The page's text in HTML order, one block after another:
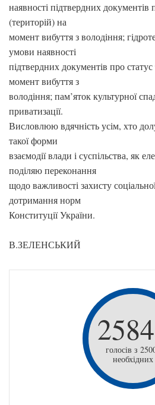
наявності підтвердних документів
(територій) на
момент вибуття з володіння;
умови наявності
підтвердних документів про статус
момент вибуття з
володіння; пам’яток культурної
приватизації.
Висловлюю вдячність усім, хто
такої форми
взаємодії влади і суспільства, як
поділяю переконання
щодо важливості захисту
дотримання норм
Конституції України.
В.ЗЕЛЕНСЬКИЙ
голосів з
необхідних